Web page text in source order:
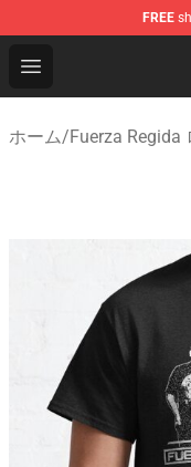
FREE
Open menu
Fuerza Regida
ホーム/Fuerza Regida